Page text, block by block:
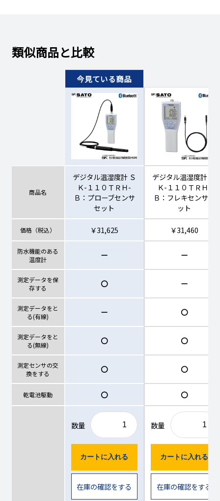
類似商品と比較
商品名
デジタル温湿度計 Ｓ
Ｋ-１１０ＴＲＨ-
Ｂ：プローブセンサ
セット
デジタル温湿度計 Ｓ
Ｋ-１１０ＴＲＨ-
Ｂ：フレキセンサセ
ット
価格（税込） ￥31,625 ￥31,460
防水機能のある
温度計
ー ー
測定データを保
存する
〇 ー
測定データをと
る(有線)
ー 〇
測定データをと
る(無線)
〇 〇
測定センサの交
換をする
〇 〇
乾電池駆動 〇 〇
数量
カートに入れる
在庫の確認をする
数量
カートに入れる
在庫の確認をする